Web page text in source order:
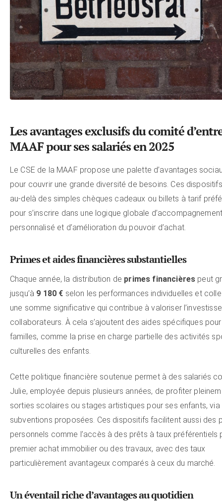
Les avantages exclusifs du comité
MAAF pour ses salariés en 2025
Le CSE de la MAAF propose une palette d’avantages
pour couvrir une grande diversité de besoins. Ces
au-delà des simples chèques cadeaux ou billets à tarif
pour s’inscrire dans une logique globale
personnalisé et d’amélioration du pouvoir d’achat.
Primes et aides financières substantielles
Chaque année, la distribution de primes financières peut
jusqu’à 9 180 € selon les performances individuelles et
une somme significative qui contribue à valoriser
collaborateurs. À cela s’ajoutent des aides spécifiques
familles, comme la prise en charge partielle des activités
culturelles des enfants.
Cette politique financière soutenue permet à des salariés
Julie, employée depuis plusieurs années, de profiter
sorties scolaires ou stages artistiques pour ses enfants, via
subventions proposées. Ces dispositifs facilitent aussi des
personnels comme l’accès à des prêts à taux préférentiels
premier achat immobilier ou des travaux, avec des taux
particulièrement avantageux comparés à ceux du marché.
Un éventail riche d’avantages au quotidien